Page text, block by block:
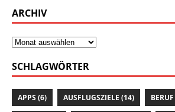
ARCHIV
SCHLAGWÖRTER
APPS (6) AUSFLUGSZIELE (14) BERUF